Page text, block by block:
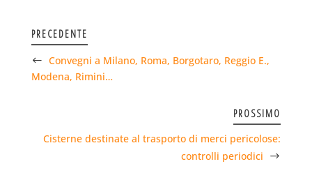
PRECEDENTE
Convegni a Milano, Roma, Borgotaro, Reggio E.,
Modena, Rimini…
PROSSIMO
Cisterne destinate al trasporto di merci pericolose:
controlli periodici